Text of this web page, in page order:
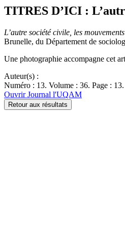
TITRES D’ICI :
L’autre société civile, les
Brunelle, du Département de
Une photographie accompagne cet
Auteur(s) :
Numéro : 13. Volume : 36. Page : 13.
Ouvrir Journal l'UQAM
Retour aux résultats